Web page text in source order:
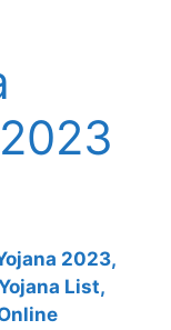
2023,
List,